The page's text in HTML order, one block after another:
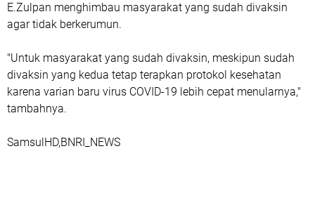
E.Zulpan menghimbau masyarakat yang sudah divaksin
agar tidak berkerumun.
"Untuk masyarakat yang sudah divaksin, meskipun sudah
divaksin yang kedua tetap terapkan protokol kesehatan
karena varian baru virus COVID-19 lebih cepat menularnya,"
tambahnya.
SamsulHD,BNRI_NEWS